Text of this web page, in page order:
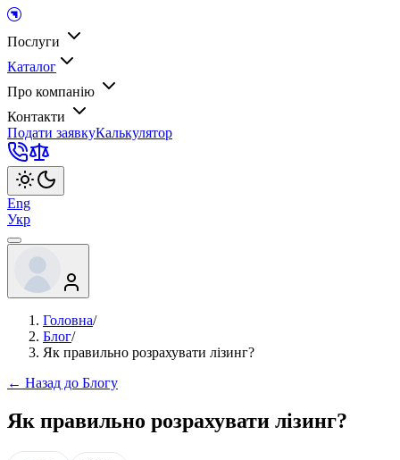
Послуги
Каталог
Про компанію
Контакти
Подати заявкуКалькулятор
Eng
Укр
Головна/
Блог/
Як правильно розрахувати лізинг?
← Назад до Блогу
Як правильно розрахувати лізинг?